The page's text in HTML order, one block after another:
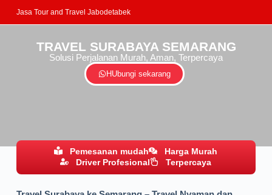
Jasa Tour and Travel Jabodetabek
TRAVEL SURABAYA SEMARANG
Solusi Perjalanan Murah, Aman, Terpercaya
HUbungi sekarang
Pemesanan mudah
Harga Murah
Driver Profesional
Terpercaya